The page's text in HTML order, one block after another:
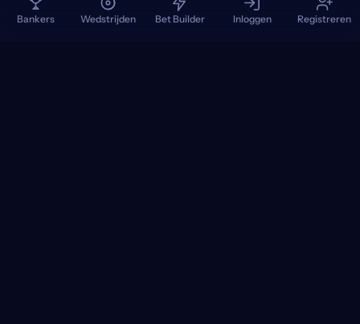
Bankers Wedstrijden Bet Builder Inloggen Registreren